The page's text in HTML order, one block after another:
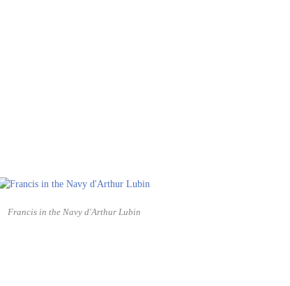
Francis in the Navy d'Arthur Lubin